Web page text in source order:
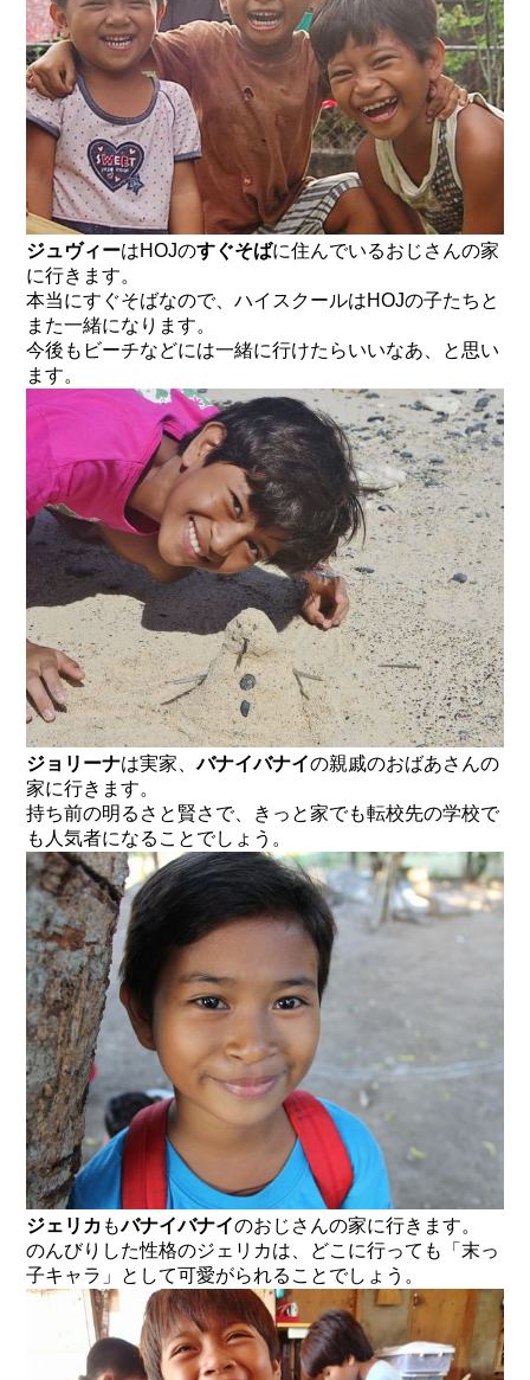
ジュヴィーはHOJのすぐそばに住んでいるおじさんの家
に行きます。
本当にすぐそばなので、ハイスクールはHOJの子たちと
また一緒になります。
今後もビーチなどには一緒に行けたらいいなあ、と思い
ます。
ジョリーナは実家、バナイバナイの親戚のおばあさんの
家に行きます。
持ち前の明るさと賢さで、きっと家でも転校先の学校で
も人気者になることでしょう。
ジェリカ もバナイバナイのおじさんの家に行きます。
のんびりした性格のジェリカは、どこに行っても「末っ
子キャラ」として可愛がられることでしょう。